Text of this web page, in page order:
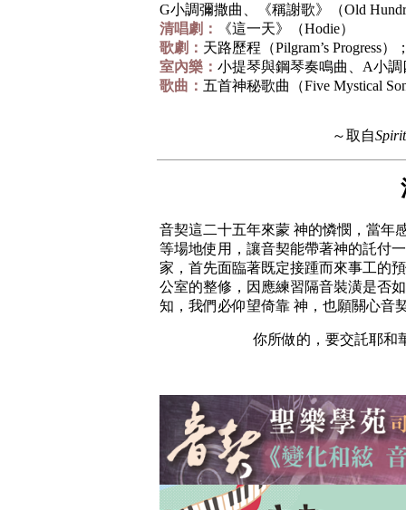
G小調彌撒曲、《稱謝歌》（Old
清唱劇：
《這一天》（Hodie）
歌劇： 天路歷程（Pilgram’s Progress
室內樂： 小提琴與鋼琴奏鳴曲、A小
歌曲： 五首神秘歌曲（Five Mystical
～取自
音契這二十五年來蒙 神的憐憫，當年
等場地使用，讓音契能帶著神的託付
家，首先面臨著既定接踵而來事工的
公室的整修，因應練習隔音裝潢是否
知，我們必仰望倚靠 神，也願關心音
你所做的，要交託耶和